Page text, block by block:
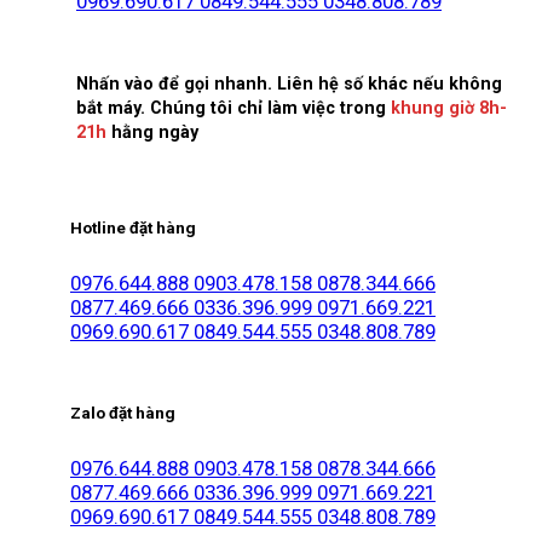
Nhấn vào để gọi nhanh. Liên hệ số khác nếu không
bắt máy. Chúng tôi chỉ làm việc trong khung giờ 8h-
21h hằng ngày
Hotline đặt hàng
0976.644.888 0903.478.158 0878.344.666
0877.469.666 0336.396.999 0971.669.221
0969.690.617 0849.544.555 0348.808.789
Zalo đặt hàng
0976.644.888 0903.478.158 0878.344.666
0877.469.666 0336.396.999 0971.669.221
0969.690.617 0849.544.555 0348.808.789